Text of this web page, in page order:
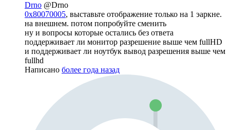
Drno @Drno
0x80070005, выставьте отображение только на 1 эаркне.
на внешнем. потом попробуйте сменить
ну и вопросы которые остались без ответа
поддерживает ли монитор разрешение выше чем fullHD
и поддерживает ли ноутбук вывод разрешения выше чем
fullhd
Написано более года назад